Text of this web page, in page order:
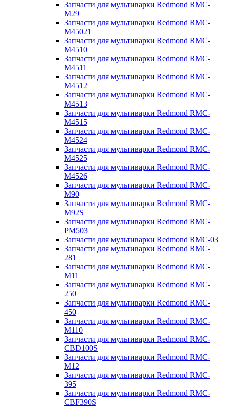
Запчасти для мультиварки Redmond RMC-
M29
Запчасти для мультиварки Redmond RMC-
M45021
Запчасти для мультиварки Redmond RMC-
M4510
Запчасти для мультиварки Redmond RMC-
M4511
Запчасти для мультиварки Redmond RMC-
M4512
Запчасти для мультиварки Redmond RMC-
M4513
Запчасти для мультиварки Redmond RMC-
M4515
Запчасти для мультиварки Redmond RMC-
M4524
Запчасти для мультиварки Redmond RMC-
M4525
Запчасти для мультиварки Redmond RMC-
M4526
Запчасти для мультиварки Redmond RMC-
M90
Запчасти для мультиварки Redmond RMC-
M92S
Запчасти для мультиварки Redmond RMC-
PM503
Запчасти для мультиварки Redmond RMC-03
Запчасти для мультиварки Redmond RMC-
281
Запчасти для мультиварки Redmond RMC-
M11
Запчасти для мультиварки Redmond RMC-
250
Запчасти для мультиварки Redmond RMC-
450
Запчасти для мультиварки Redmond RMC-
M110
Запчасти для мультиварки Redmond RMC-
CBD100S
Запчасти для мультиварки Redmond RMC-
M12
Запчасти для мультиварки Redmond RMC-
395
Запчасти для мультиварки Redmond RMC-
CBF390S